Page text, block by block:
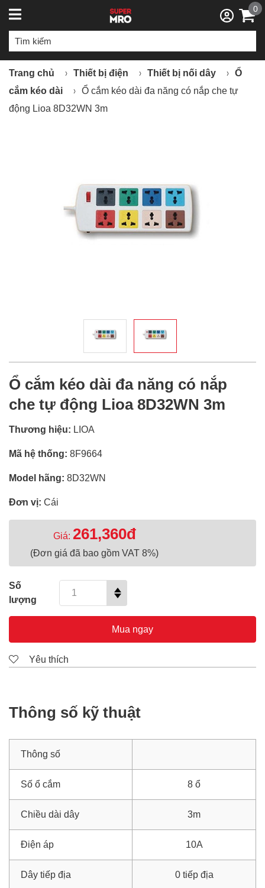
0
Trang chủ Thiết bị điện Thiết bị nối dây
Ổ
cắm kéo dài
Ổ cắm kéo dài đa năng có nắp che tự
động Lioa 8D32WN 3m
Ổ cắm kéo dài đa năng có nắp
che tự động Lioa 8D32WN 3m
Thương hiệu: LIOA
Mã hệ thống: 8F9664
Model hãng: 8D32WN
Đơn vị: Cái
Giá: 261,360đ
(Đơn giá đã bao gồm VAT 8%)
Số
lượng
Mua ngay
Yêu thích
Thông số kỹ thuật
Thông số
Số ổ cắm 8 ổ
Chiều dài dây 3m
Điện áp 10A
Dây tiếp địa 0 tiếp địa